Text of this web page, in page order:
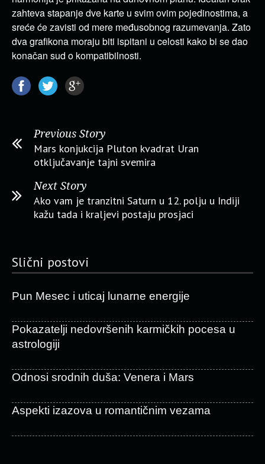
zahteva stapanje dve karte u svim ovim pojedinostima, a
sreće će zavisti od mere međusobnog razumevanja. Zato
dva grafikona moraju biti ispitani u celosti kako bi se dao
konačan sud o kompatibilnosti.
Previous Story
Mars konjukcija Pluton kvadrat Uran
otključavanje tajni svemira
Next Story
Ako vam je tranzitni Saturn u 12. polju u Indiji
kažu tada i kraljevi postaju prosjaci
Slični postovi
Pun Mesec i uticaj lunarne energije
Pokazatelji nedovršenih karmičkih pocesa u
astrologiji
Odnosi srodnih duša: Venera i Mars
Aspekti izazova u romantičnim vezama